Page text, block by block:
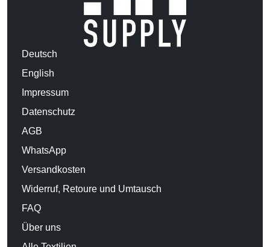
Deutsch
English
Impressum
Datenschutz
AGB
WhatsApp
Versandkosten
Widerruf, Retoure und Umtausch
FAQ
Über uns